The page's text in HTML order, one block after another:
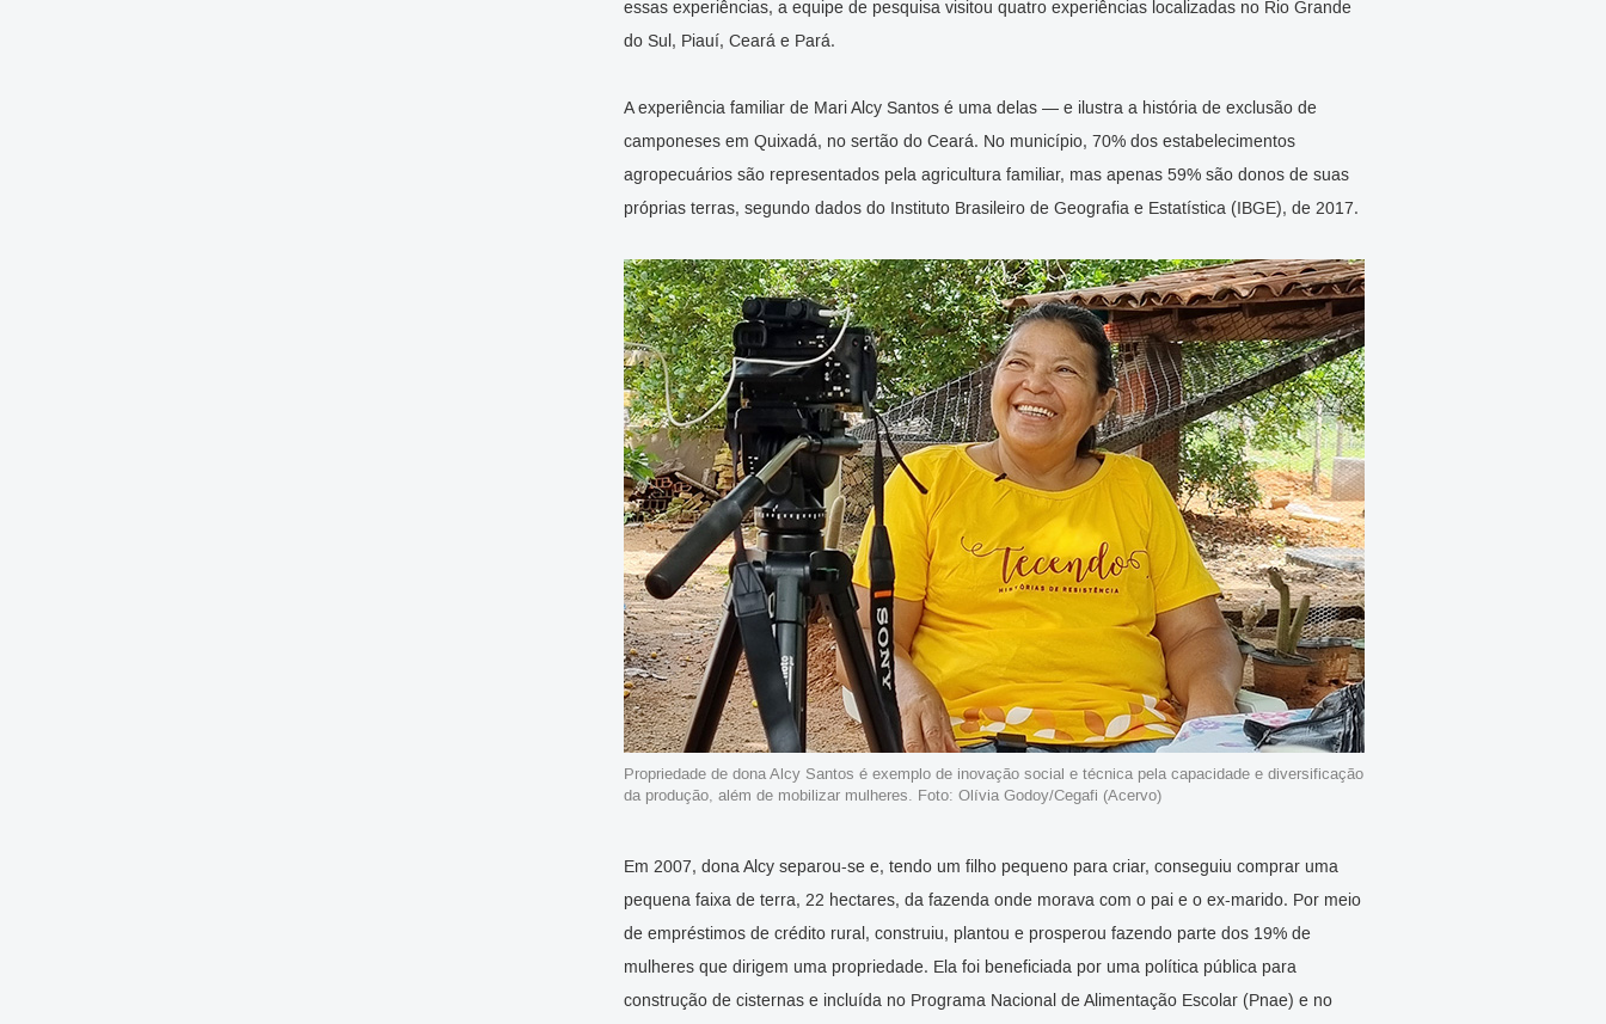
essas experiências, a equipe de pesquisa visitou quatro experiências localizadas no Rio Grande
do Sul, Piauí, Ceará e Pará.
A experiência familiar de Mari Alcy Santos é uma delas — e ilustra a história de exclusão de
camponeses em Quixadá, no sertão do Ceará. No município, 70% dos estabelecimentos
agropecuários são representados pela agricultura familiar, mas apenas 59% são donos de suas
próprias terras, segundo dados do Instituto Brasileiro de Geografia e Estatística (IBGE), de 2017.
Propriedade de dona Alcy Santos é exemplo de inovação social e técnica pela capacidade e diversificação
da produção, além de mobilizar mulheres. Foto: Olívia Godoy/Cegafi (Acervo)
Em 2007, dona Alcy separou-se e, tendo um filho pequeno para criar, conseguiu comprar uma
pequena faixa de terra, 22 hectares, da fazenda onde morava com o pai e o ex-marido. Por meio
de empréstimos de crédito rural, construiu, plantou e prosperou fazendo parte dos 19% de
mulheres que dirigem uma propriedade. Ela foi beneficiada por uma política pública para
construção de cisternas e incluída no Programa Nacional de Alimentação Escolar (Pnae) e no